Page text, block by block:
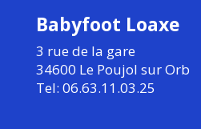
Babyfoot Loaxe
3 rue de la gare
34600 Le Poujol sur Orb
Tel: 06.63.11.03.25